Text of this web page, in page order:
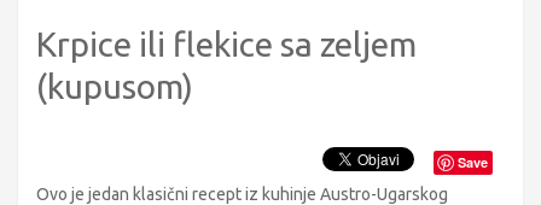
Krpice ili flekice sa zeljem
(kupusom)
Save
Ovo je jedan klasični recept iz kuhinje Austro-Ugarskog